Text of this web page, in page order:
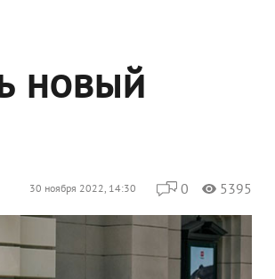
новый
30 ноября 2022, 14:30 0 5395